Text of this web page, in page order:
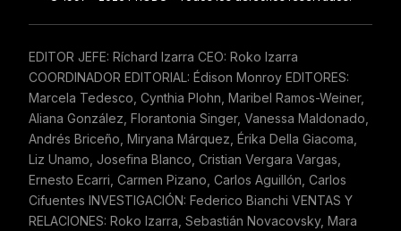
EDITOR JEFE: Ríchard Izarra CEO: Roko Izarra
COORDINADOR EDITORIAL: Édison Monroy EDITORES:
Marcela Tedesco, Cynthia Plohn, Maribel Ramos-Weiner,
Aliana González, Florantonia Singer, Vanessa Maldonado,
Andrés Briceño, Miryana Márquez, Érika Della Giacoma,
Liz Unamo, Josefina Blanco, Cristian Vergara Vargas,
Ernesto Ecarri, Carmen Pizano, Carlos Aguillón, Carlos
Cifuentes INVESTIGACIÓN: Federico Bianchi VENTAS Y
RELACIONES: Roko Izarra, Sebastián Novacovsky, Mara